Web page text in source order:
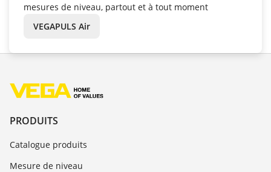
mesures de niveau, partout et à tout moment
VEGAPULS Air
PRODUITS
Catalogue produits
Mesure de niveau